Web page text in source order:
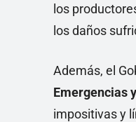
los
los daños
Además, el
Emergencias
impositivas y